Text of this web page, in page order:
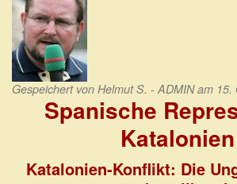
Gespeichert von Helmut S. - ADMINam 15.
Spanische
Katalonien
Katalonien-Konflikt: Die